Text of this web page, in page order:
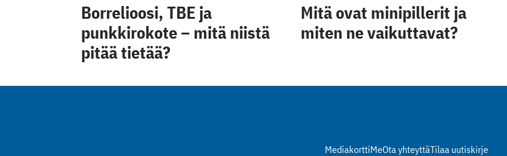
Borrelioosi, TBE ja
punkkirokote – mitä niistä
pitää tietää?
Mitä ovat minipillerit ja
miten ne vaikuttavat?
MediakorttiMeOta yhteyttäTilaa uutiskirje